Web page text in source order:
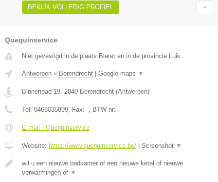
BEKIJK VOLLEDIG PROFIEL
Quequinservice
Niet gevestigd in de plaats Bleret en in de provincie Luik.
Antwerpen » Berendrecht Google maps ▼
Binnenpad 19, 2040 Berendrecht (Antwerpen)
Tel: 0468035899, Fax: -, BTW-nr: -
E-mail › Quequinservice
Website: https://www.quequinservice.be/ Screenshot ▼
wil u een nieuwe badkamer of een nieuwe ketel of nieuwe
verwarmingen of ▼